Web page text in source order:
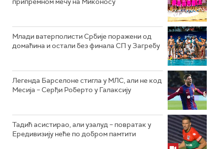
Млади ватерполисти Србије поражени од
домаћина и остали без финала СП у Загребу
Легенда Барселоне стигла у МЛС, али не код
Месија – Серђи Роберто у Галаксију
Тадић асистирао, али узалуд – повратак у
Ередивизију неће по добром памтити